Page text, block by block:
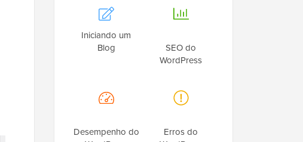
Iniciando um
Blog
SEO do
WordPress
Desempenho do
Erros do